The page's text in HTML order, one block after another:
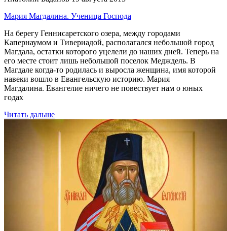
Мария Магдалина. Ученица Господа
На берегу Геннисаретского озера, между городами
Капернаумом и Тивериадой, располагался небольшой город
Магдала, остатки которого уцелели до наших дней. Теперь на
его месте стоит лишь небольшой поселок Медждель. В
Магдале когда-то родилась и выросла женщина, имя которой
навеки вошло в Евангельскую историю. Мария
Магдалина. Евангелие ничего не повествует нам о юных
годах
Читать дальше